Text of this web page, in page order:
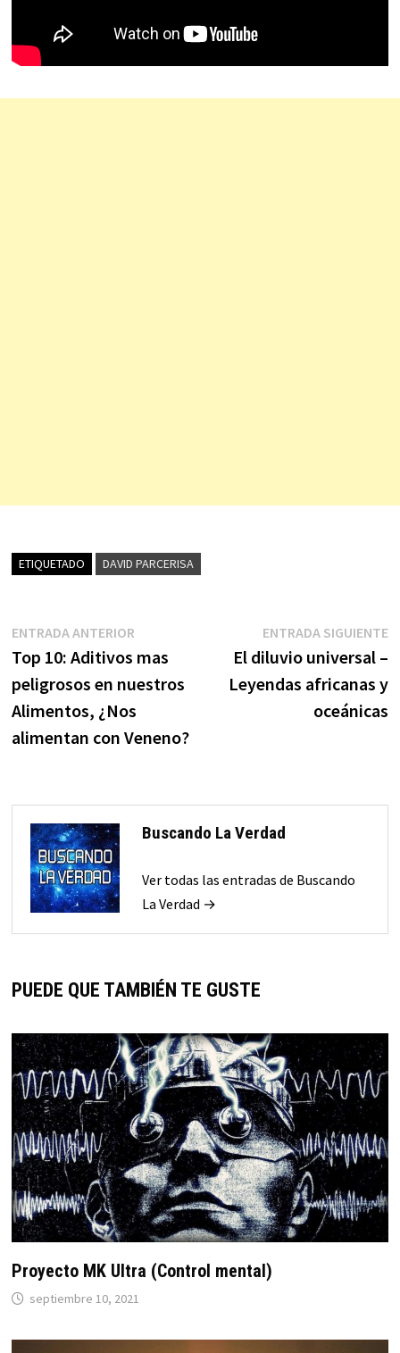
ETIQUETADO DAVID PARCERISA
Navegación
de
entradas
ENTRADA ANTERIOREntrada
anterior:
Top 10: Aditivos mas
peligrosos en nuestros
Alimentos, ¿Nos
alimentan con Veneno?
ENTRADA SIGUIENTE
El diluvio universal –
Leyendas africanas y
oceánicas
Buscando La Verdad
Ver todas las entradas de Buscando
La Verdad →
PUEDE QUE TAMBIÉN TE GUSTE
Proyecto MK Ultra (Control mental)
septiembre 10, 2021